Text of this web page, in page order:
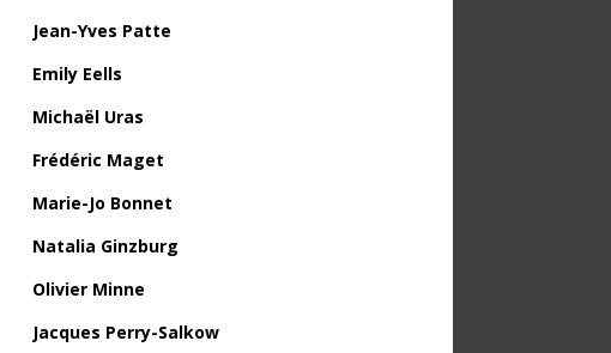
Jean-Yves Patte
Emily Eells
Michaël Uras
Frédéric Maget
Marie-Jo Bonnet
Natalia Ginzburg
Olivier Minne
Jacques Perry-Salkow